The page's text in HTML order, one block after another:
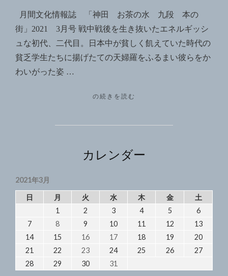
月間文化情報誌 「神田 お茶の水 九段 本の
街」2021 3月号 戦中戦後を生き抜いたエネルギッシ
ュな初代、二代目。日本中が貧しく飢えていた時代の
貧乏学生たちに揚げたての天婦羅をふるまい彼らをか
わいがった姿 …
"「本
婦
羅
ま
き」"
の続きを読む
カレンダー
2021年3月
日
月 火 水 木 金
土
1
2 3 4 5
6
7
8 9 10 11 12
13
14
15 16 17 18 19
20
21
22 23 24 25 26
27
28
29 30 31